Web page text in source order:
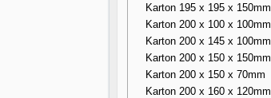
Karton 195 x 195 x 150mm
Karton 200 x 100 x 100mm
Karton 200 x 145 x 100mm
Karton 200 x 150 x 150mm
Karton 200 x 150 x 70mm
Karton 200 x 160 x 120mm